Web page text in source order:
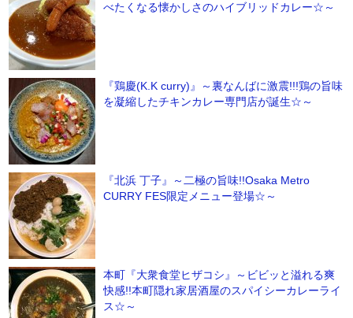
べたくなる懐かしさのハイブリッドカレー☆～
『鶏慶(K.K curry)』～裏なんばに激震!!!鶏の旨味
を凝縮したチキンカレー専門店が誕生☆～
『北浜 丁子』～二極の旨味!!Osaka Metro
CURRY FES限定メニュー登場☆～
本町『大衆食堂ヒザコシ』～ビビッと溢れる爽
快感!!本町隠れ家居酒屋のスパイシーカレーライ
ス☆～